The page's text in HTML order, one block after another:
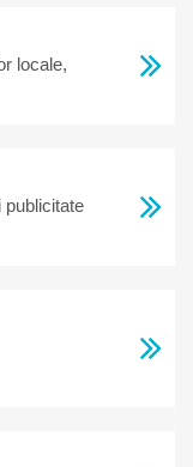
locale,
publicitate